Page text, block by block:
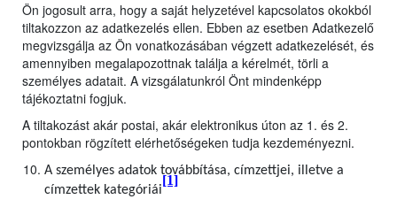
Ön jogosult arra, hogy a saját helyzetével kapcsolatos okokból
tiltakozzon az adatkezelés ellen. Ebben az esetben Adatkezelő
megvizsgálja az Ön vonatkozásában végzett adatkezelését, és
amennyiben megalapozottnak találja a kérelmét, törli a
személyes adatait. A vizsgálatunkról Önt mindenképp
tájékoztatni fogjuk.
A tiltakozást akár postai, akár elektronikus úton az 1. és 2.
pontokban rögzített elérhetőségeken tudja kezdeményezni.
A személyes adatok továbbítása, címzettjei, illetve a
címzettek kategóriái
[1]